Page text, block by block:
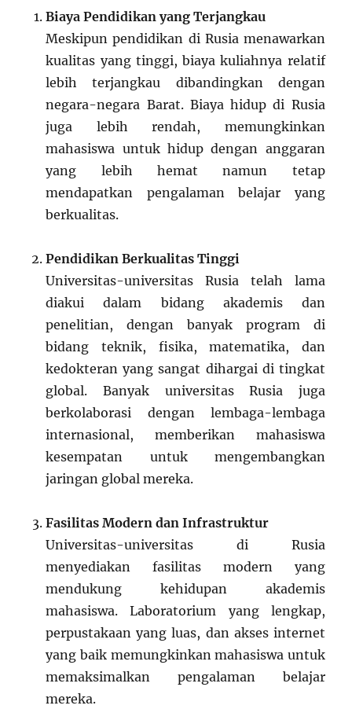
Biaya Pendidikan yang Terjangkau
Meskipun pendidikan di Rusia menawarkan
kualitas yang tinggi, biaya kuliahnya relatif
lebih terjangkau dibandingkan dengan
negara-negara Barat. Biaya hidup di Rusia
juga lebih rendah, memungkinkan
mahasiswa untuk hidup dengan anggaran
yang lebih hemat namun tetap
mendapatkan pengalaman belajar yang
berkualitas.
Pendidikan Berkualitas Tinggi
Universitas-universitas Rusia telah lama
diakui dalam bidang akademis dan
penelitian, dengan banyak program di
bidang teknik, fisika, matematika, dan
kedokteran yang sangat dihargai di tingkat
global. Banyak universitas Rusia juga
berkolaborasi dengan lembaga-lembaga
internasional, memberikan mahasiswa
kesempatan untuk mengembangkan
jaringan global mereka.
Fasilitas Modern dan Infrastruktur
Universitas-universitas di Rusia
menyediakan fasilitas modern yang
mendukung kehidupan akademis
mahasiswa. Laboratorium yang lengkap,
perpustakaan yang luas, dan akses internet
yang baik memungkinkan mahasiswa untuk
memaksimalkan pengalaman belajar
mereka.